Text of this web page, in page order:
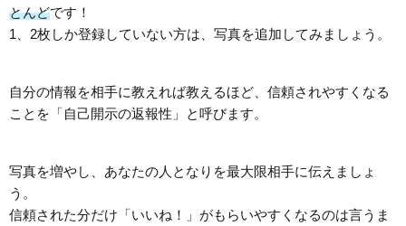
とんどです！
1、2枚しか登録していない方は、写真を追加してみましょう。
自分の情報を相手に教えれば教えるほど、信頼されやすくなる
ことを「自己開示の返報性」と呼びます。
写真を増やし、あなたの人となりを最大限相手に伝えましょ
う。
信頼された分だけ「いいね！」がもらいやすくなるのは言うま